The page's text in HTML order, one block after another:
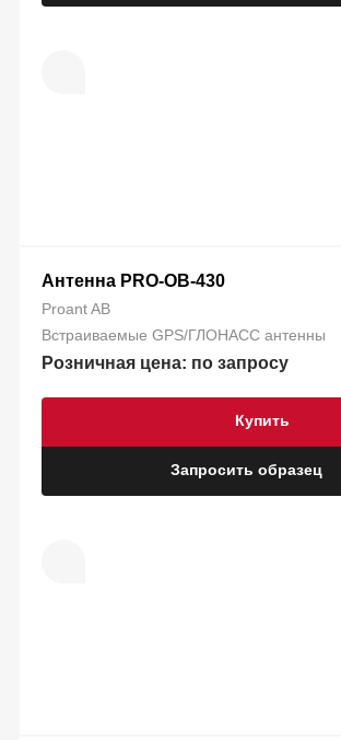
Антенна PRO-OB-430
Proant AB
Встраиваемые GPS/ГЛОНАСС антенны
Розничная цена: по запросу
Запросить образец
Купить